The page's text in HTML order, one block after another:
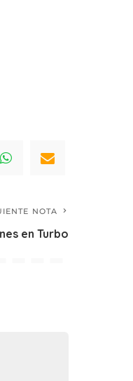
NOTA
en Turbo